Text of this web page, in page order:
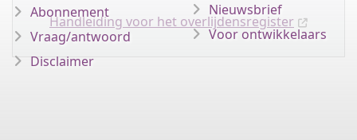
Handleiding voor het overlijdensregister
Abonnement
Vraag/antwoord
Disclaimer
Nieuwsbrief
Voor ontwikkelaars